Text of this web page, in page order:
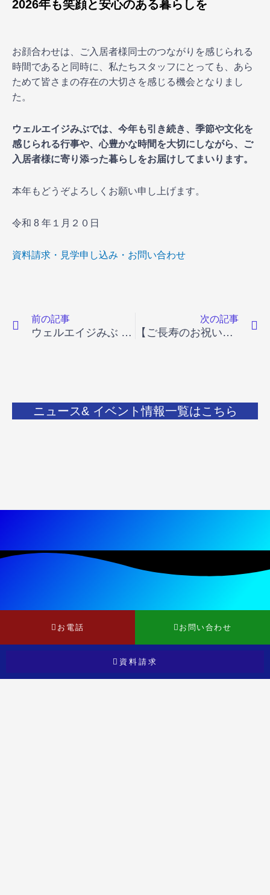
2026年も笑顔と安心のある暮らしを
お顔合わせは、ご入居者様同士のつながりを感じられる
時間であると同時に、私たちスタッフにとっても、あら
ためて皆さまの存在の大切さを感じる機会となりまし
た。
ウェルエイジみぶでは、今年も引き続き、季節や文化を
感じられる行事や、心豊かな時間を大切にしながら、ご
入居者様に寄り添った暮らしをお届けしてまいります。
本年もどうぞよろしくお願い申し上げます。
令和 8 年１月２０日
資料請求・見学申し込み・お問い合わせ
前の記事
ウェルエイジみぶ お楽しみ忘年会2025 開催レポート
次の記事
【ご長寿のお祝い】 百年の歩みに敬意を込めて
ニュース& イベント情報一覧はこちら
お電話 お問い合わせ
資料請求